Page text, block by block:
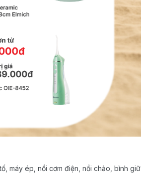
máy ép, nồi cơm điện, nồi chảo, bình giữ